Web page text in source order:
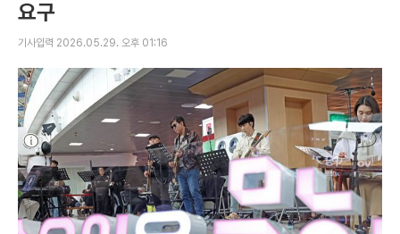
요구
기사입력 2026.05.29. 오후 01:16